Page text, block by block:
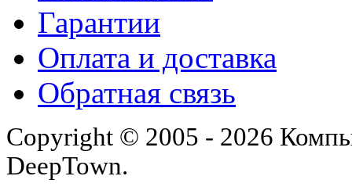
Гарантии
Оплата и доставка
Обратная связь
Copyright © 2005 - 2026
DeepTown.